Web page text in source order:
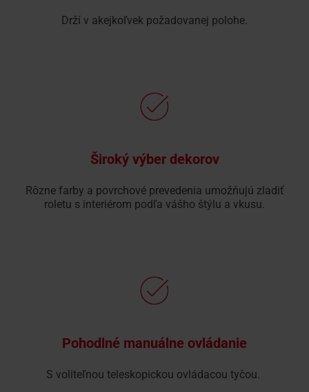
Drží v akejkoľvek požadovanej polohe.
Široký výber dekorov
Rôzne farby a povrchové prevedenia umožňujú zladiť
roletu s interiérom podľa vášho štýlu a vkusu.
Pohodlné manuálne ovládanie
S voliteľnou teleskopickou ovládacou tyčou.